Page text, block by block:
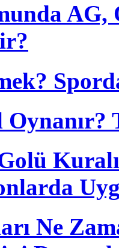
AG,
Ne